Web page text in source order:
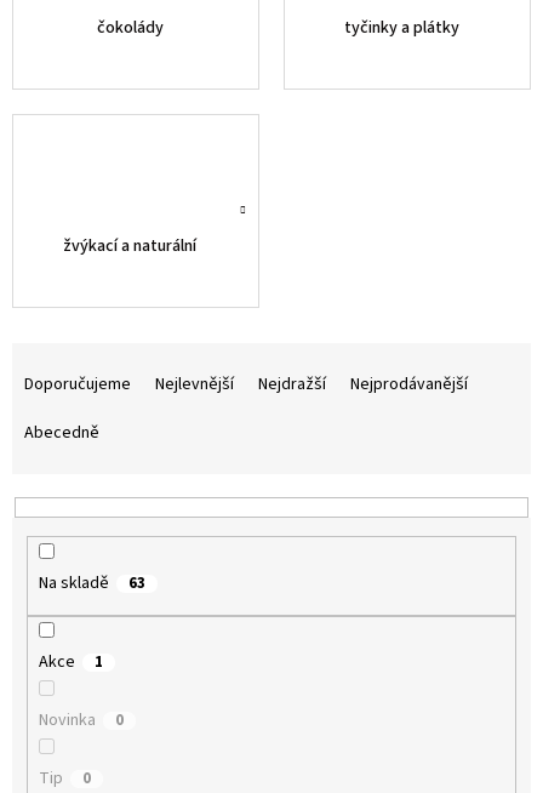
čokolády tyčinky a plátky
žvýkací a naturální
p
Doporučujeme Nejlevnější Nejdražší
Nejprodávanější
Abecedně
Na skladě 63
Akce 1
Novinka 0
Tip 0